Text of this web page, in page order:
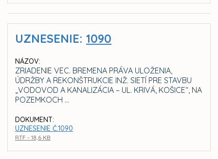
UZNESENIE: 1090
NÁZOV:
ZRIADENIE VEC. BREMENA PRÁVA ULOŽENIA,
ÚDRŽBY A REKONŠTRUKCIE INŽ. SIETÍ PRE STAVBU
„VODOVOD A KANALIZÁCIA – UL. KRIVÁ, KOŠICE“, NA
POZEMKOCH ...
DOKUMENT:
UZNESENIE Č.1090
RTF - 18,6 KB